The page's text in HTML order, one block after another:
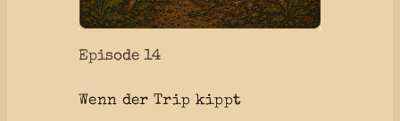
a
H
Episode 14
Wenn der Trip kippt